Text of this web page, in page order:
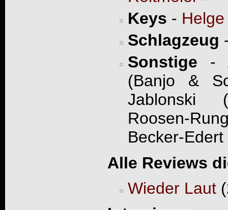
Keys -
Schlagzeug
Sonstige -
(Banjo &
Jablonski
Roosen-
Becker-
Alle Reviews
Wieder Laut